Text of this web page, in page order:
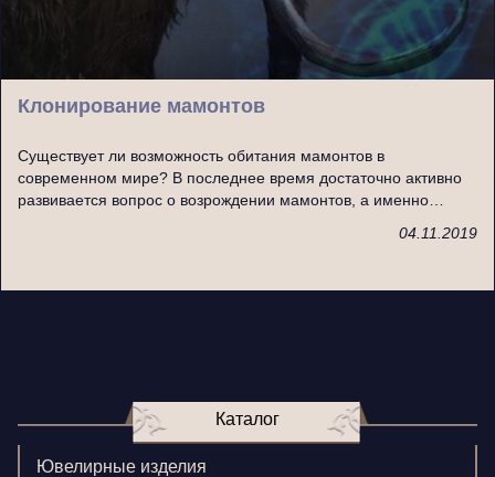
Клонирование мамонтов
Существует ли возможность обитания мамонтов в
современном мире? В последнее время достаточно активно
развивается вопрос о возрождении мамонтов, а именно…
04.11.2019
Каталог
Ювелирные изделия